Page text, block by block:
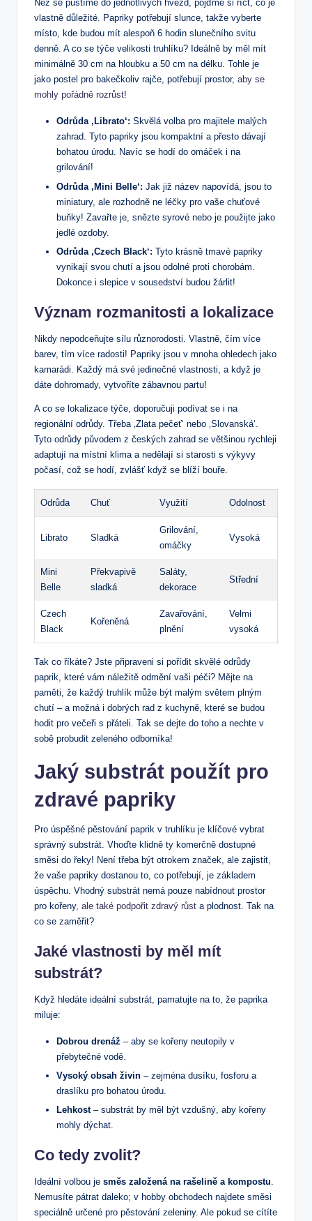
Než se pustíme do jednotlivých hvězd, pojďme si říct, co je
vlastně důležité. Papriky potřebují slunce, takže vyberte
místo, kde budou mít alespoň 6 hodin slunečního svitu
denně. A co se týče velikosti truhlíku? Ideálně by měl mít
minimálně 30 cm na hloubku a 50 cm na délku. Tohle je
jako postel pro bakečkoliv rajče, potřebují prostor, aby se
mohly pořádně rozrůst!
Odrůda ‚Librato‘: Skvělá volba pro majitele malých
zahrad. Tyto papriky jsou kompaktní a přesto dávají
bohatou úrodu. Navíc se hodí do omáček i na
grilování!
Odrůda ‚Mini Belle‘: Jak již název napovídá, jsou to
miniatury, ale rozhodně ne léčky pro vaše chuťové
buňky! Zavařte je, snězte syrové nebo je použijte jako
jedlé ozdoby.
Odrůda ‚Czech Black‘: Tyto krásně tmavé papriky
vynikají svou chutí a jsou odolné proti chorobám.
Dokonce i slepice v sousedství budou žárlit!
Význam rozmanitosti a lokalizace
Nikdy nepodceňujte sílu různorodosti. Vlastně, čím více
barev, tím více radosti! Papriky jsou v mnoha ohledech jako
kamarádi. Každý má své jedinečné vlastnosti, a když je
dáte dohromady, vytvoříte zábavnou partu!
A co se lokalizace týče, doporučuji podívat se i na
regionální odrůdy. Třeba ‚Zlata pečeť‘ nebo ‚Slovanská‘.
Tyto odrůdy původem z českých zahrad se většinou rychleji
adaptují na místní klima a nedělají si starosti s výkyvy
počasí, což se hodí, zvlášť když se blíží bouře.
Odrůda Chuť Využití Odolnost
Librato Sladká
Grilování,
omáčky
Vysoká
Mini
Belle
Překvapivě
sladká
Saláty,
dekorace
Střední
Czech
Black
Kořeněná
Zavařování,
plnění
Velmi
vysoká
Tak co říkáte? Jste připraveni si pořídit skvělé odrůdy
paprik, které vám náležitě odmění vaši péči? Mějte na
paměti, že každý truhlík může být malým světem plným
chutí – a možná i dobrých rad z kuchyně, které se budou
hodit pro večeři s přáteli. Tak se dejte do toho a nechte v
sobě probudit zeleného odborníka!
Jaký substrát použít pro
zdravé papriky
Pro úspěšné pěstování paprik v truhlíku je klíčové vybrat
správný substrát. Vhoďte klidně ty komerčně dostupné
směsi do řeky! Není třeba být otrokem značek, ale zajistit,
že vaše papriky dostanou to, co potřebují, je základem
úspěchu. Vhodný substrát nemá pouze nabídnout prostor
pro kořeny, ale také podpořit zdravý růst a plodnost. Tak na
co se zaměřit?
Jaké vlastnosti by měl mít
substrát?
Když hledáte ideální substrát, pamatujte na to, že paprika
miluje:
Dobrou drenáž – aby se kořeny neutopily v
přebytečné vodě.
Vysoký obsah živin – zejména dusíku, fosforu a
draslíku pro bohatou úrodu.
Lehkost– substrát by měl být vzdušný, aby kořeny
mohly dýchat.
Co tedy zvolit?
Ideální volbou je směs založená na rašelině a kompostu
Nemusíte pátrat daleko; v hobby obchodech najdete směsi
speciálně určené pro pěstování zeleniny. Ale pokud se cítíte